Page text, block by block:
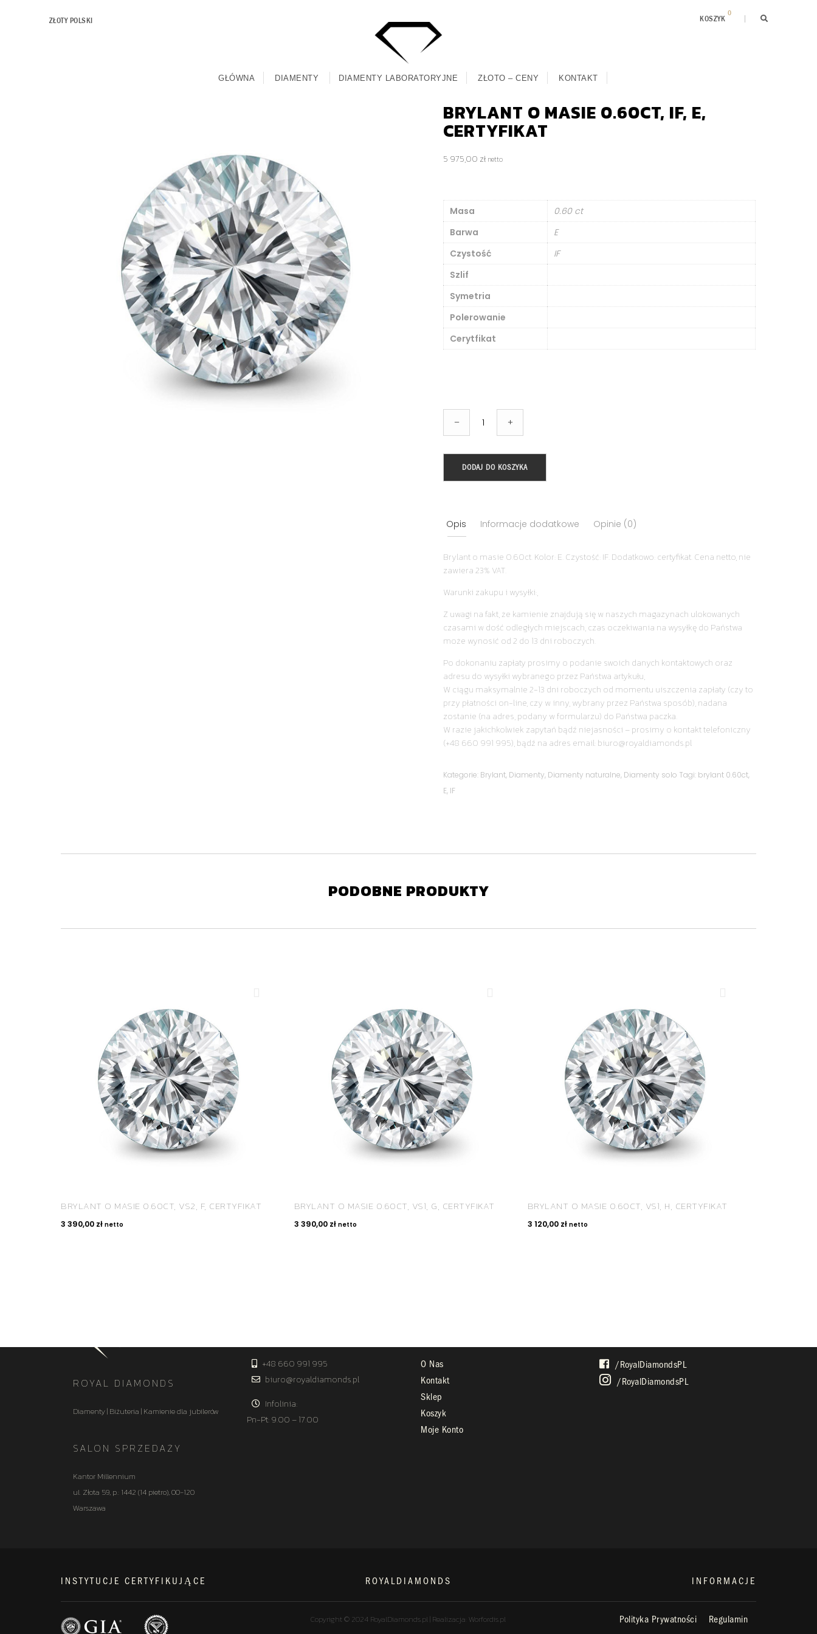
ZŁOTY POLSKI KOSZYK
0
GŁÓWNA DIAMENTY DIAMENTY LABORATORYJNE ZŁOTO – CENY KONTAKT
BRYLANT O MASIE 0.60CT, IF, E,
CERTYFIKAT
5 975,00 zł netto
Masa
0.60 ct
Barwa
E
Czystość
IF
Szlif
Symetria
Polerowanie
Cerytfikat
Brylant
masie
0.60ct,
certyfikat
– +
DODAJ DO KOSZYKA
Opis Informacje dodatkowe Opinie (0)
Brylant o masie 0.60ct. Kolor: E. Czystość: IF. Dodatkowo: certyfikat. Cena netto, nie
zawiera 23% VAT.
Warunki zakupu i wysyłki:,
Z uwagi na fakt, że kamienie znajdują się w naszych magazynach ulokowanych
czasami w dość odległych miejscach, czas oczekiwania na wysyłkę do Państwa
może wynosić od 2 do 13 dni roboczych.
Po dokonaniu zapłaty prosimy o podanie swoich danych kontaktowych oraz
adresu do wysyłki wybranego przez Państwa artykułu,
W ciągu maksymalnie 2-13 dni roboczych od momentu uiszczenia zapłaty (czy to
przy płatności on-line, czy w inny, wybrany przez Państwa sposób), nadana
zostanie (na adres, podany w formularzu) do Państwa paczka.
W razie jakichkolwiek zapytań bądź niejasności – prosimy o kontakt telefoniczny
(+48 660 991 995), bądź na adres email: biuro@royaldiamonds.pl
Kategorie: Brylant, Diamenty, Diamenty naturalne, Diamenty solo Tagi: brylant 0.60ct,
E, IF
PODOBNE PRODUKTY
BRYLANT O MASIE 0.60CT, VS2, F, CERTYFIKAT
3 390,00 zł netto
BRYLANT O MASIE 0.60CT, VS1, G, CERTYFIKAT
3 390,00 zł netto
BRYLANT O MASIE 0.60CT, VS1, H, CERTYFIKAT
3 120,00 zł netto
ROYAL DIAMONDS
Diamenty | Biżuteria | Kamienie dla jubilerów
SALON SPRZEDAŻY
Kantor Millennium
ul. Złota 59, p.: 1442 (14 pietro), 00-120
Warszawa
+48 660 991 995
biuro@royaldiamonds.pl
Infolinia:
Pn-Pt: 9.00 – 17.00
O Nas
Kontakt
Sklep
Koszyk
Moje Konto
/royalDiamondsPL
/royalDiamondsPL
INSTYTUCJE CERTYFIKUJĄCE ROYALDIAMONDS
Copyright © 2024 RoyalDiamonds.pl | Realizacja: Worfordis.pl
INFORMACJE
Polityka Prywatności Regulamin